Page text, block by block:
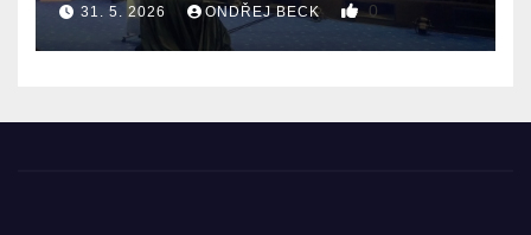
31. 5. 2026 ONDŘEJ BECK 0